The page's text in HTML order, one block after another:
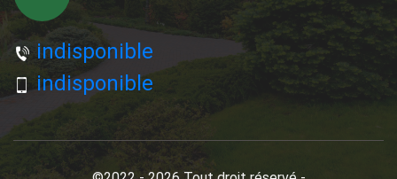
indisponible
indisponible